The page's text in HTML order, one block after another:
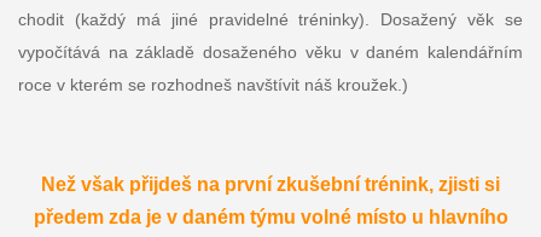
chodit (každý má jiné pravidelné tréninky). Dosažený věk se
vypočítává na základě dosaženého věku v daném kalendářním
roce v kterém se rozhodneš navštívit náš kroužek.)
Než však přijdeš na první zkušební trénink, zjisti si
předem zda je v daném týmu volné místo u hlavního